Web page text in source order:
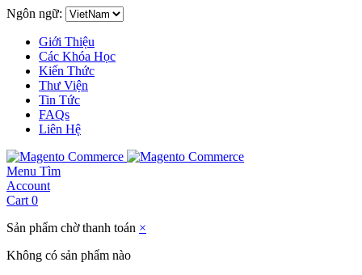
Ngôn ngữ:
Giới Thiệu
Các Khóa Học
Kiến Thức
Thư Viện
Tin Tức
FAQs
Liên Hệ
Menu Tìm
Account
Cart 0
Sản phẩm chờ thanh toán ×
Không có sản phẩm nào